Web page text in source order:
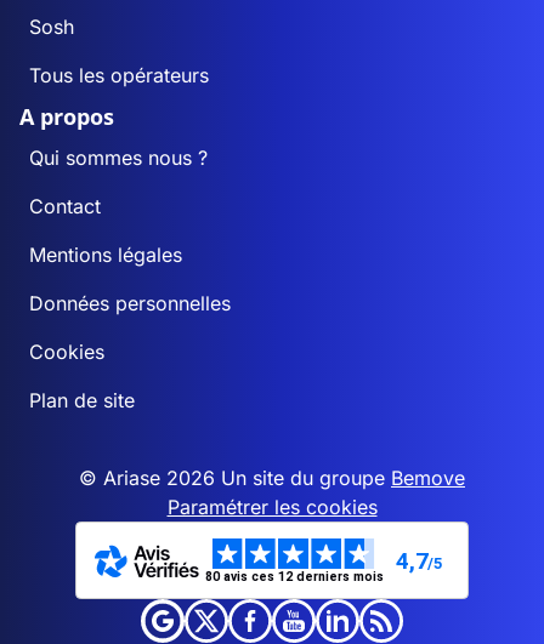
Sosh
Tous les opérateurs
A propos
Qui sommes nous ?
Contact
Mentions légales
Données personnelles
Cookies
Plan de site
© Ariase 2026 Un site du groupe Bemove
Paramétrer les cookies
80 avis ces 12 derniers mois
4,7/5